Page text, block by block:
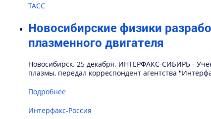
ТАСС
Новосибирские физики
плазменного двигателя
Новосибирск. 25 декабря. ИНТЕРФАКС-СИБИРЬ -
плазмы, передал корреспондент агентства
Подробнее
Интерфакс-Россия